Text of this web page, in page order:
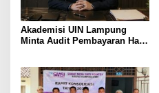
Akademisi UIN Lampung
Minta Audit Pembayaran Hak
Berlarut